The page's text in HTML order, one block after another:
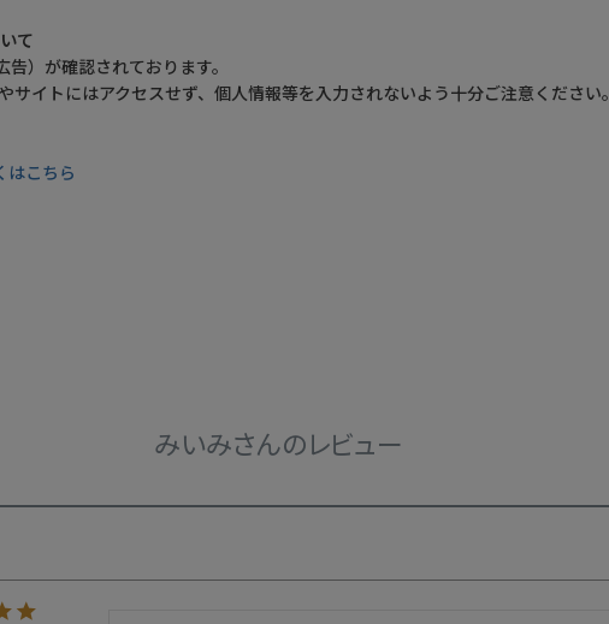
て
）が確認されております。
イトにはアクセスせず、個人情報等を入力されないよう十分ご注意ください。
はこちら
みいみさんのレビュー